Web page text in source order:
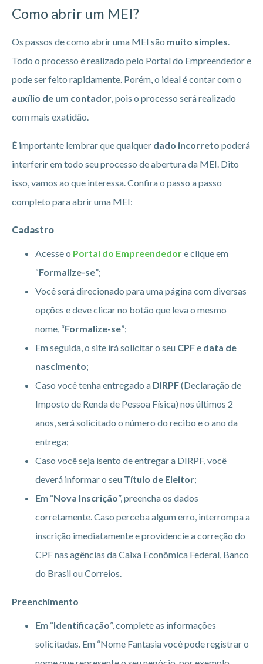
Como abrir um MEI?
Os passos de como abrir uma MEI são muito simples.
Todo o processo é realizado pelo Portal do Empreendedor e
pode ser feito rapidamente. Porém, o ideal é contar com o
auxílio de um contador, pois o processo será realizado
com mais exatidão.
É importante lembrar que qualquer dado incorreto poderá
interferir em todo seu processo de abertura da MEI. Dito
isso, vamos ao que interessa. Confira o passo a passo
completo para abrir uma MEI:
Cadastro
Acesse o Portal do Empreendedore clique em
“Formalize-se”;
Você será direcionado para uma página com diversas
opções e deve clicar no botão que leva o mesmo
nome, “Formalize-se”;
Em seguida, o site irá solicitar o seu CPFe data de
nascimento;
Caso você tenha entregado a DIRPF(Declaração de
Imposto de Renda de Pessoa Física) nos últimos 2
anos, será solicitado o número do recibo e o ano da
entrega;
Caso você seja isento de entregar a DIRPF, você
deverá informar o seu Título de Eleitor;
Em “Nova Inscrição”, preencha os dados
corretamente. Caso perceba algum erro, interrompa a
inscrição imediatamente e providencie a correção do
CPF nas agências da Caixa Econômica Federal, Banco
do Brasil ou Correios.
Preenchimento
Em “Identificação”, complete as informações
solicitadas. Em “Nome Fantasia você pode registrar o